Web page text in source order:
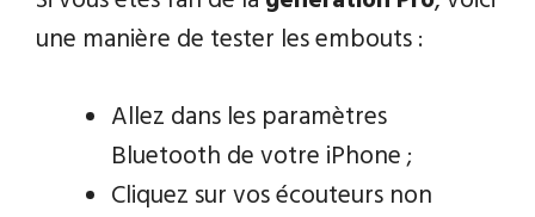
une manière de tester les embouts :
Allez dans les paramètres
Bluetooth de votre iPhone ;
Cliquez sur vos écouteurs non